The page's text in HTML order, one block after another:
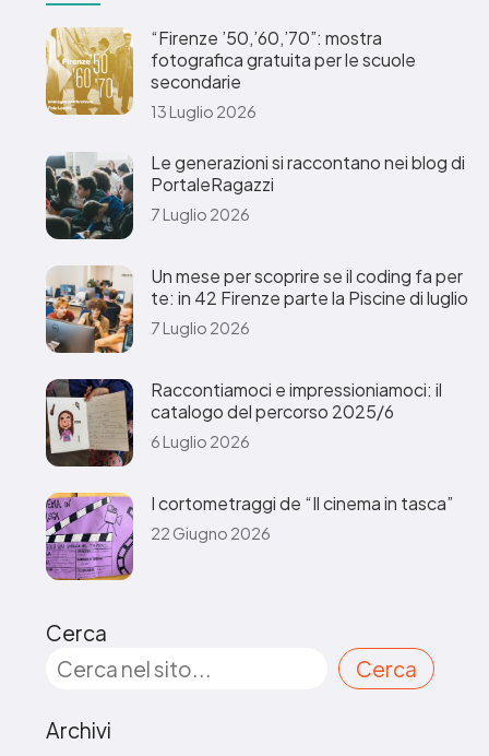
“Firenze ’50,’60,’70”: mostra
fotografica gratuita per le scuole
secondarie
13 Luglio 2026
Le generazioni si raccontano nei blog di
PortaleRagazzi
7 Luglio 2026
Un mese per scoprire se il coding fa per
te: in 42 Firenze parte la Piscine di luglio
7 Luglio 2026
Raccontiamoci e impressioniamoci: il
catalogo del percorso 2025/6
6 Luglio 2026
I cortometraggi de “Il cinema in tasca”
22 Giugno 2026
Cerca
Cerca
Archivi